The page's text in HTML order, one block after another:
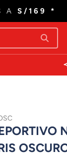
A S/169 *